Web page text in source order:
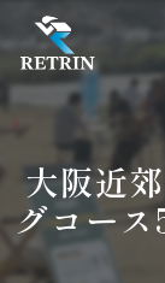
大阪近
グコー